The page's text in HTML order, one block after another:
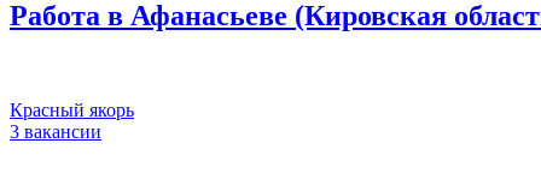
Работа в Афанасьеве (Кировская
Красный якорь
3 вакансии